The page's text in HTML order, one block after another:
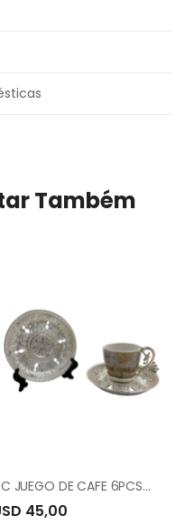
Também
DC JUEGO DE CAFE 6PCS 12-007-K6-DSNK-19
45,00